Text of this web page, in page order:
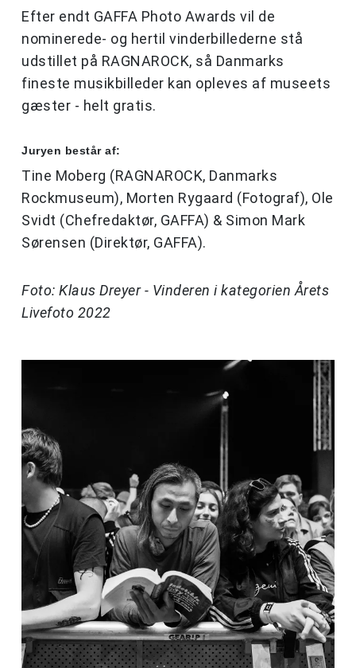
Efter endt GAFFA Photo Awards vil de
nominerede- og hertil vinderbillederne stå
udstillet på RAGNAROCK, så Danmarks
fineste musikbilleder kan opleves af museets
gæster - helt gratis.
Juryen består af:
Tine Moberg (RAGNAROCK, Danmarks
Rockmuseum), Morten Rygaard (Fotograf), Ole
Svidt (Chefredaktør, GAFFA) & Simon Mark
Sørensen (Direktør, GAFFA).
Foto: Klaus Dreyer - Vinderen i kategorien Årets
Livefoto 2022